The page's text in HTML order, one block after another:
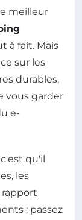
meilleur
à fait. Mais
sur les
durables,
vous garder
e-
qu'il
les
rapport
: passez